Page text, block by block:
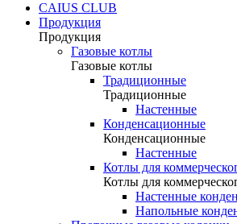
CAIUS CLUB
Продукция
Продукция
Газовые котлы
Газовые котлы
Традиционные
Традиционные
Настенные
Конденсационные
Конденсационные
Настенные
Котлы для
Котлы для
Настенные
Напольные